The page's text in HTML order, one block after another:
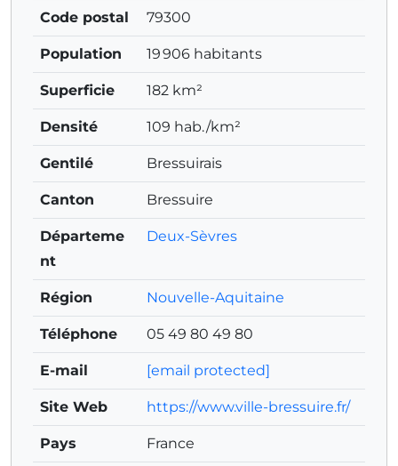
Code postal 79300
Population 19 906 habitants
Superficie 182 km²
Densité 109 hab./km²
Gentilé Bressuirais
Canton Bressuire
Départeme
nt
Deux-Sèvres
Région Nouvelle-Aquitaine
Téléphone 05 49 80 49 80
E-mail [email protected]
Site Web https://www.ville-bressuire.fr/
Pays France